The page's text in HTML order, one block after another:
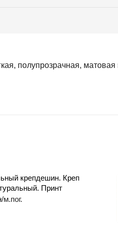
полупрозрачная, матовая
крепдешин. Креп
Принт
/м.пог.